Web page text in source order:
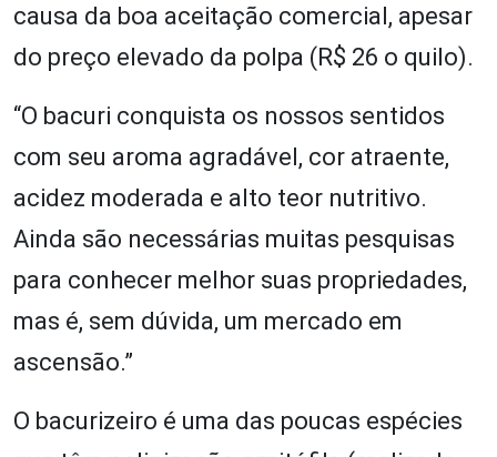
causa da boa aceitação comercial, apesar
do preço elevado da polpa (R$ 26 o quilo).
“O bacuri conquista os nossos sentidos
com seu aroma agradável, cor atraente,
acidez moderada e alto teor nutritivo.
Ainda são necessárias muitas pesquisas
para conhecer melhor suas propriedades,
mas é, sem dúvida, um mercado em
ascensão.”
O bacurizeiro é uma das poucas espécies